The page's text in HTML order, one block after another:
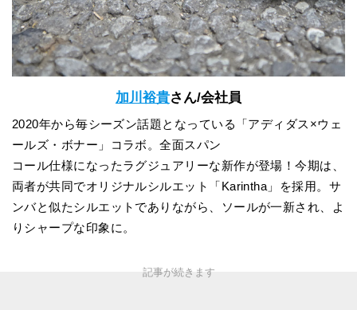
加川裕貴さん/会社員
2020年から毎シーズン話題となっている「アディダス×ウェ
ールズ・ボナー」コラボ。全面スパン
コール仕様になったラグジュアリーな新作が登場！今期は、
両者が共同でオリジナルシルエット「Karintha」を採用。サ
ンバと似たシルエットでありながら、ソールが一新され、よ
りシャープな印象に。